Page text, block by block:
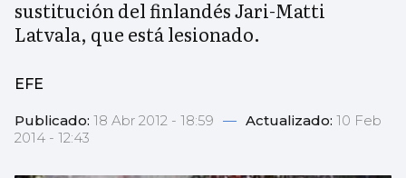
sustitución del finlandés Jari-Matti
Latvala, que está lesionado.
EFE
Publicado: 18 Abr 2012 - 18:59 — Actualizado: 10 Feb
2014 - 12:43